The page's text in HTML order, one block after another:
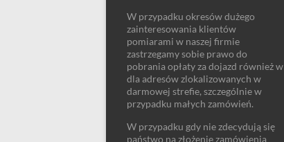
W przypadku okresów dużego
zainteresowania klientów
pomiarami w naszej firmie
zastrzegamy sobie prawo do
pobrania opłaty za dojazd również w
dla adresów zlokalizowanych w
darmowej strefie, szczególnie w
przypadku małych zamówień.
W przypadku gdy nie zdecydują się
państwo na złożenie zamówienia